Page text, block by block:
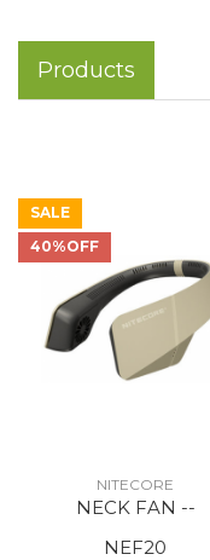
Products
SALE
40%OFF
NITECORE
NECK FAN --
NEF20